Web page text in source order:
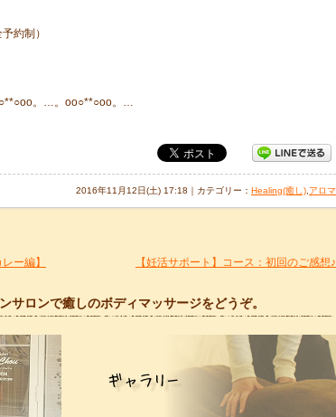
約制）
。…。oо○**○оo。…
2016年11月12日(土) 17:18｜カテゴリー： Healing(癒し) アロマ
ー編】 【妊活サポート】コース：初回のご感想♪
サロンで癒しのボディマッサージをどうぞ。